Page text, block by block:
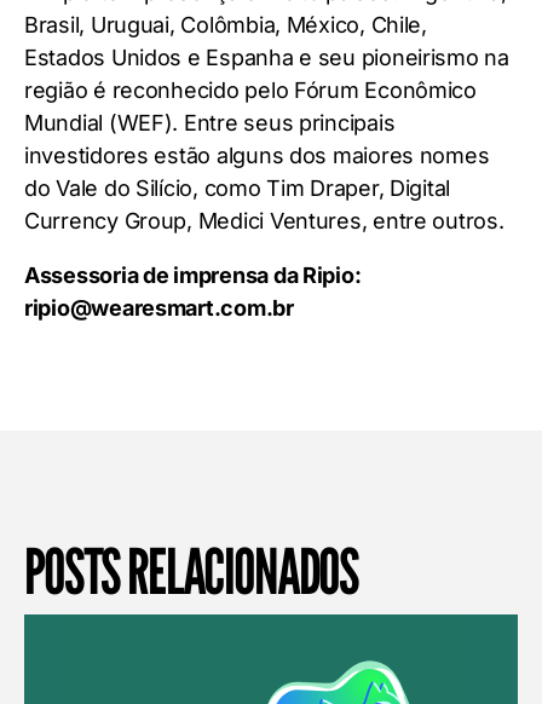
Brasil, Uruguai, Colômbia, México, Chile,
Estados Unidos e Espanha e seu pioneirismo na
região é reconhecido pelo Fórum Econômico
Mundial (WEF). Entre seus principais
investidores estão alguns dos maiores nomes
do Vale do Silício, como Tim Draper, Digital
Currency Group, Medici Ventures, entre outros.
Assessoria de imprensa da Ripio:
ripio@wearesmart.com.br
POSTS RELACIONADOS